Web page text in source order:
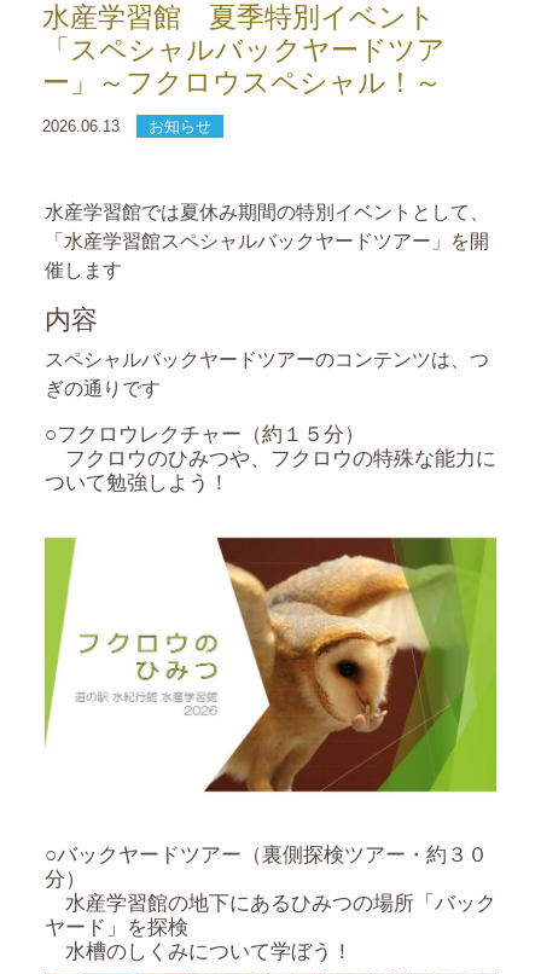
水産学習館 夏季特別イベント
「スペシャルバックヤードツア
ー」～フクロウスペシャル！～
2026.06.13 お知らせ
水産学習館では夏休み期間の特別イベントとして、
「水産学習館スペシャルバックヤードツアー」を開
催します
内容
スペシャルバックヤードツアーのコンテンツは、つ
ぎの通りです
○フクロウレクチャー（約１５分）
フクロウのひみつや、フクロウの特殊な能力に
ついて勉強しよう！
○バックヤードツアー（裏側探検ツアー・約３０
分）
水産学習館の地下にあるひみつの場所「バック
ヤード」を探検
水槽のしくみについて学ぼう！